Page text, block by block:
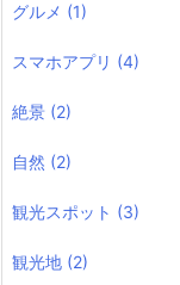
グルメ (1)
スマホアプリ (4)
絶景 (2)
自然 (2)
観光スポット (3)
観光地 (2)